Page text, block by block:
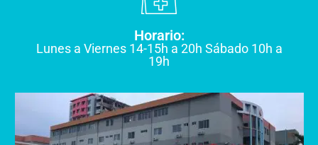
Horario:
Lunes a Viernes 14-15h a 20h Sábado 10h a
19h